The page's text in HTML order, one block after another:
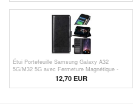
Étui Portefeuille Samsung Galaxy A32
5G/M32 5G avec Fermeture Magnétique -
12,70 EUR